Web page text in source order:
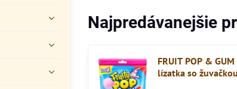
Najpredávanejšie
FRUIT POP &
lízatka so žuvačkou